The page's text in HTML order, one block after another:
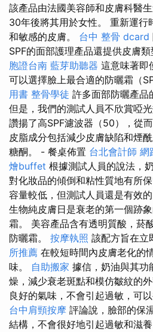
該產品由法國美容師和皮膚科醫
30年後將其用於女性。 重新運行
和敏感的皮膚。 台中 整骨 dcard
SPF的面部護理產品還提供皮膚類
胞證台南 藍芽助聽器 這意味著即
可以選擇臉上最合適的防曬霜（
用書 整骨學徒 許多面部防曬產品
但是，我們的測試人員不欣賞啞
讚揚了高SPF濾波器（50），從
皮脂成分包括減少皮膚缺陷和煙
糖酮。 - 餐桌佈置 台北會計師 網
燴buffet 根據測試人員的說法，
對化妝品的傾倒和粘性質地有所保
容量較低，但測試人員還是有效的
生物純皮膚日是衰老的第一個跡
霜。 美容產品含有透明質酸，菸
防曬霜。 按摩執照 該配方旨在立
所推薦 在較短時間內皮膚老化的
味。 自助搬家 據信，奶油與其功
燥，減少衰老斑點和模仿皺紋的外
良好的氣味，不會引起過敏，可
台中肩頸按摩 評論說，臉部的保
結構，不會很好地引起過敏和滋養